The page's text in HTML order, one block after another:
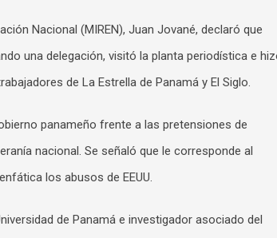
Nacional (MIREN), Juan Jované, declaró que
una delegación, visitó la planta periodística e
de La Estrella de Panamá y El Siglo.
panameño frente a las pretensiones de
nacional. Se señaló que le corresponde al
los abusos de EEUU.
de Panamá e investigador asociado del